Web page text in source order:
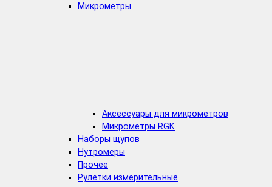
Микрометры
Аксессуары для микрометров
Микрометры RGK
Наборы щупов
Нутромеры
Прочее
Рулетки измерительные